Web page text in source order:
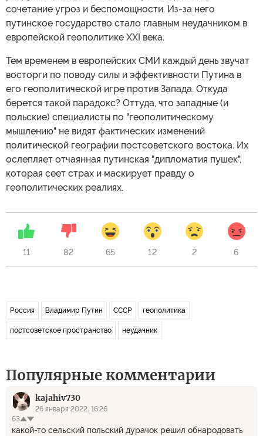
сочетание угроз и беспомощности. Из-за него
путинское государство стало главным неудачником в
европейской геополитике XXI века.
Тем временем в европейских СМИ каждый день звучат
восторги по поводу силы и эффективности Путина в
его геополитической игре против Запада. Откуда
берется такой парадокс? Оттуда, что западные (и
польские) специалисты по "геополитическому
мышлению" не видят фактических изменений
политической географии постсоветского востока. Их
ослепляет отчаянная путинская "дипломатия пушек",
которая сеет страх и маскирует правду о
геополитических реалиях.
11 82 65 12 2 6
Россия Владимир Путин СССР геополитика
постсоветское пространство неудачник
Популярные комментарии
kajahiv730
26 января 2022, 16:26
63
какой-то сельский польский дурачок решил обнародовать